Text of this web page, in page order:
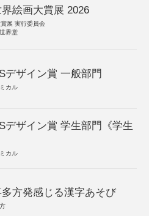
絵画大賞展 2026
展 実行委員会
界堂
デザイン賞 一般部門
カル
デザイン賞 学生部門《学生
カル
方発感じる漢字あそび